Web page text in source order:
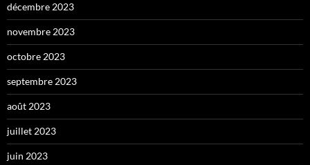
décembre 2023
novembre 2023
octobre 2023
septembre 2023
août 2023
juillet 2023
juin 2023